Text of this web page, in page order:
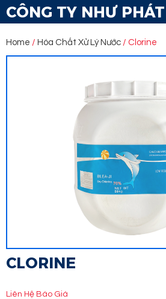
CÔNG TY NHƯ PHÁT
Home / Hóa Chất Xử Lý Nước / Clorine
CLORINE
Liên Hệ Báo Giá